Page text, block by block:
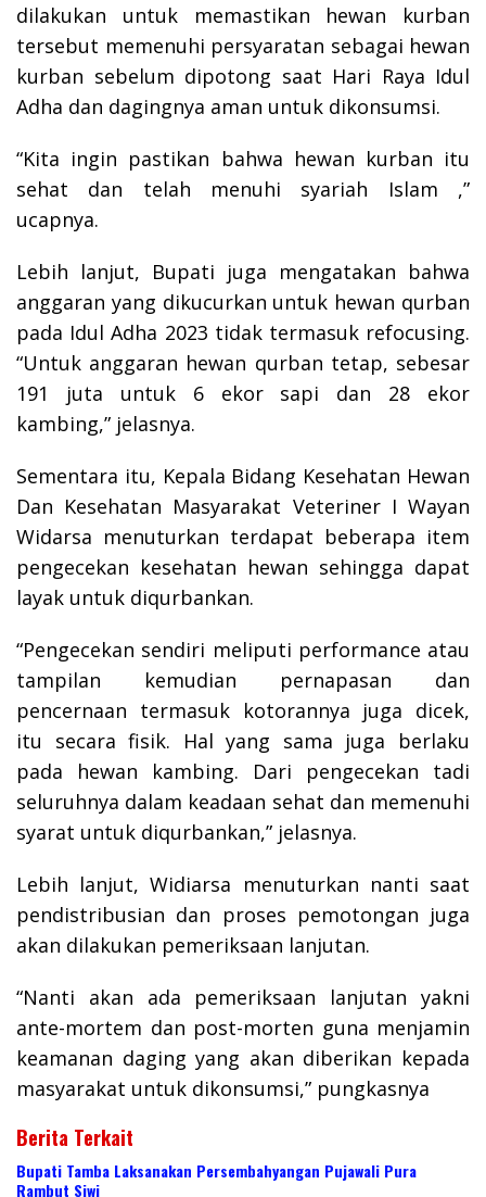
dilakukan untuk memastikan hewan kurban
tersebut memenuhi persyaratan sebagai hewan
kurban sebelum dipotong saat Hari Raya Idul
Adha dan dagingnya aman untuk dikonsumsi.
“Kita ingin pastikan bahwa hewan kurban itu
sehat dan telah menuhi syariah Islam ,”
ucapnya.
Lebih lanjut, Bupati juga mengatakan bahwa
anggaran yang dikucurkan untuk hewan qurban
pada Idul Adha 2023 tidak termasuk refocusing.
“Untuk anggaran hewan qurban tetap, sebesar
191 juta untuk 6 ekor sapi dan 28 ekor
kambing,” jelasnya.
Sementara itu, Kepala Bidang Kesehatan Hewan
Dan Kesehatan Masyarakat Veteriner I Wayan
Widarsa menuturkan terdapat beberapa item
pengecekan kesehatan hewan sehingga dapat
layak untuk diqurbankan.
“Pengecekan sendiri meliputi performance atau
tampilan kemudian pernapasan dan
pencernaan termasuk kotorannya juga dicek,
itu secara fisik. Hal yang sama juga berlaku
pada hewan kambing. Dari pengecekan tadi
seluruhnya dalam keadaan sehat dan memenuhi
syarat untuk diqurbankan,” jelasnya.
Lebih lanjut, Widiarsa menuturkan nanti saat
pendistribusian dan proses pemotongan juga
akan dilakukan pemeriksaan lanjutan.
“Nanti akan ada pemeriksaan lanjutan yakni
ante-mortem dan post-morten guna menjamin
keamanan daging yang akan diberikan kepada
masyarakat untuk dikonsumsi,” pungkasnya
Berita Terkait
Bupati Tamba Laksanakan Persembahyangan Pujawali Pura
Rambut Siwi